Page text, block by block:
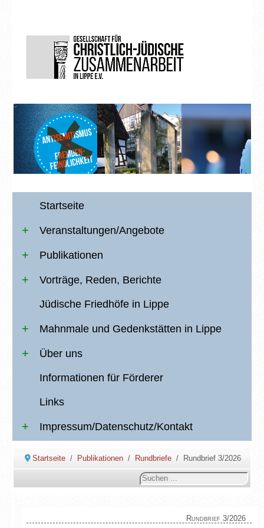
Startseite
Veranstaltungen/Angebote
Publikationen
Vorträge, Reden, Berichte
Jüdische Friedhöfe in Lippe
Mahnmale und Gedenkstätten in Lippe
Über uns
Informationen für Förderer
Links
Impressum/Datenschutz/Kontakt
Startseite Publikationen Rundbriefe Rundbrief 3/2026
Suchen
...
Rundbrief 3/2026